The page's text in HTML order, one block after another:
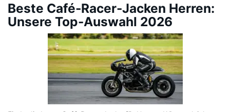
Beste Café-Racer-Jacken Herren:
Unsere Top-Auswahl 2026